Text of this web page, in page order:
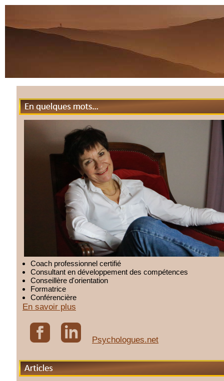
En quelques mots
Coach professionnel certifié
Consultant en développement des compétences
Conseillère d'orientation
Formatrice
Conférencière
En savoir plus
Psychologues.net
Articles